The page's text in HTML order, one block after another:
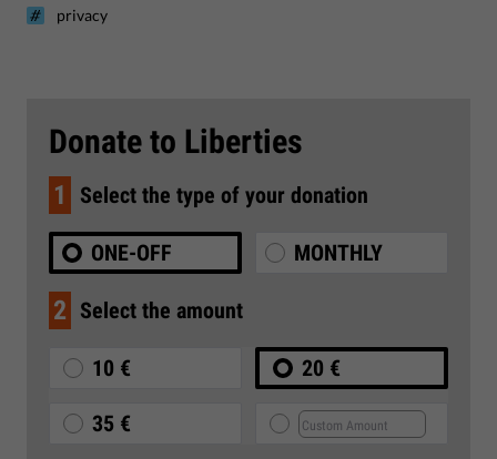
privacy
Donate to Liberties
1 Select the type of your donation
ONE-OFF MONTHLY
2 Select the amount
10 € 20 €
35 €